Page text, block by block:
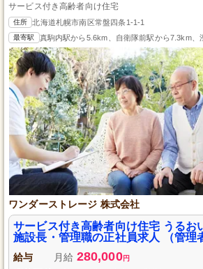
サービス付き高齢者向け住宅
住所 北海道札幌市南区常盤四条1-1-1
最寄駅 真駒内駅から5.6km、自衛隊前駅から7.3km、
ワンダーストレージ 株式会社
サービス付き高齢者向け住宅 うるお
施設長・管理職の正社員求人 （管理
給与 月給 280,000円